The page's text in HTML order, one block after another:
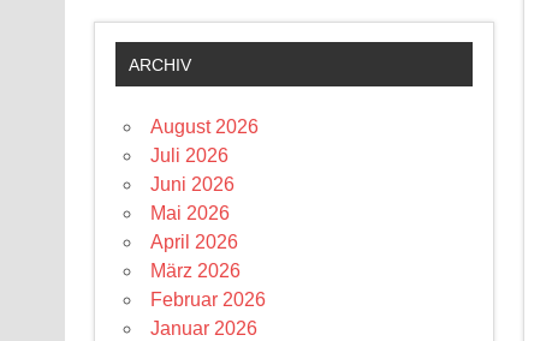
ARCHIV
August 2026
Juli 2026
Juni 2026
Mai 2026
April 2026
März 2026
Februar 2026
Januar 2026